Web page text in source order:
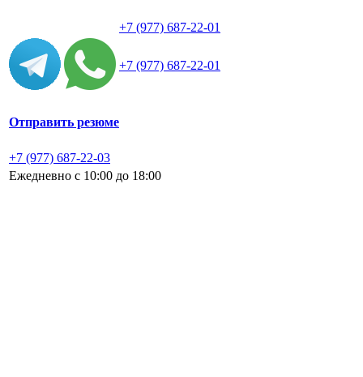
+7 (977) 687-22-01
+7 (977) 687-22-01
Отправить резюме
+7 (977) 687-22-03
Ежедневно с 10:00 до 18:00